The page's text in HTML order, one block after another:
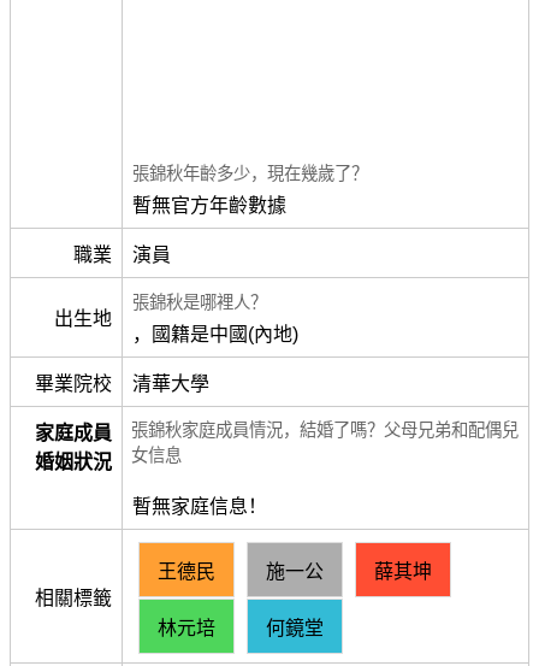
張錦秋年齡多少，現在幾歲了？
暫無官方年齡數據
職業 演員
出生地
張錦秋是哪裡人？
，國籍是中國(內地)
畢業院校 清華大學
家庭成員
婚姻狀況
張錦秋家庭成員情況，結婚了嗎？父母兄弟和配偶兒
女信息
暫無家庭信息！
相關標籤
王德民 施一公 薛其坤
林元培 何鏡堂